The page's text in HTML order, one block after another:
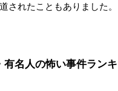
されたこともありました。
有名人の怖い事件ラン